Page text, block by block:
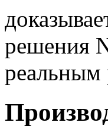
решения
реальным